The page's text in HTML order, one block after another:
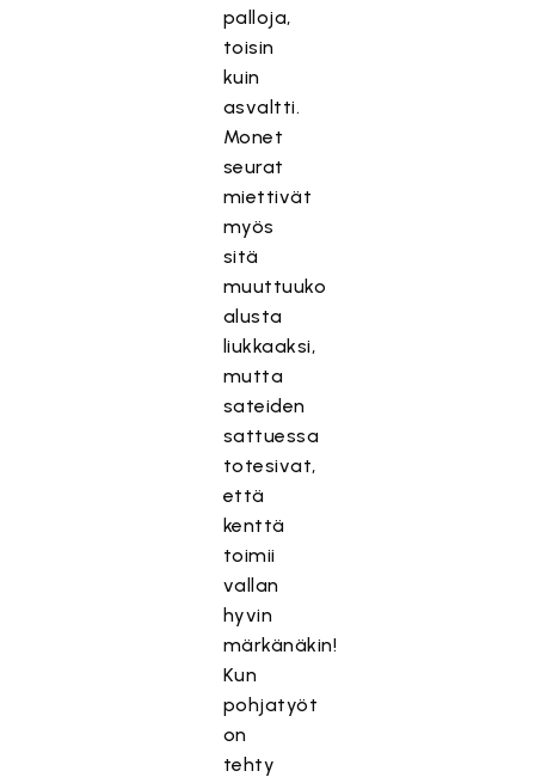
palloja,
toisin
kuin
asvaltti.
Monet
seurat
miettivät
myös
sitä
muuttuuko
alusta
liukkaaksi,
mutta
sateiden
sattuessa
totesivat,
että
kenttä
toimii
vallan
hyvin
märkänäkin!
Kun
pohjatyöt
on
tehty